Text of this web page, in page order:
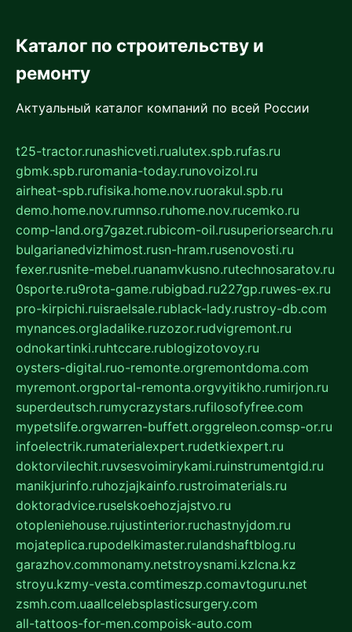
Каталог по строительству и
ремонту
Актуальный каталог компаний по всей России
t25-tractor.runashicveti.rualutex.spb.rufas.ru
gbmk.spb.ruromania-today.runovoizol.ru
airheat-spb.rufisika.home.nov.ruorakul.spb.ru
demo.home.nov.rumnso.ruhome.nov.rucemko.ru
comp-land.org7gazet.rubicom-oil.rusuperiorsearch.ru
bulgarianedvizhimost.rusn-hram.rusenovosti.ru
fexer.rusnite-mebel.ruanamvkusno.rutechnosaratov.ru
0sporte.ru9rota-game.rubigbad.ru227gp.ruwes-ex.ru
pro-kirpichi.ruisraelsale.rublack-lady.rustroy-db.com
mynances.orgladalike.ruzozor.rudvigremont.ru
odnokartinki.ruhtccare.rublogizotovoy.ru
oysters-digital.ruo-remonte.orgremontdoma.com
myremont.orgportal-remonta.orgvyitikho.rumirjon.ru
superdeutsch.rumycrazystars.rufilosofyfree.com
mypetslife.orgwarren-buffett.orggreleon.comsp-or.ru
infoelectrik.rumaterialexpert.rudetkiexpert.ru
doktorvilechit.ruvsesvoimirykami.ruinstrumentgid.ru
manikjurinfo.ruhozjajkainfo.rustroimaterials.ru
doktoradvice.ruselskoehozjajstvo.ru
otopleniehouse.rujustinterior.ruchastnyjdom.ru
mojateplica.rupodelkimaster.rulandshaftblog.ru
garazhov.commonamy.netstroysnami.kzlcna.kz
stroyu.kzmy-vesta.comtimeszp.comavtoguru.net
zsmh.com.uaallcelebsplasticsurgery.com
all-tattoos-for-men.compoisk-auto.com